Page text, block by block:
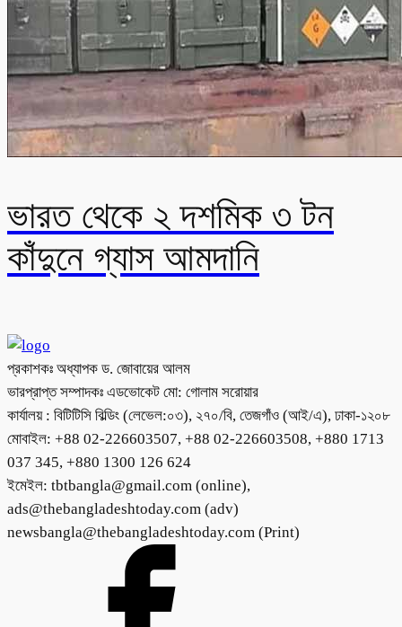
ভারত থেকে ২ দশমিক ৩ টন
কাঁদুনে গ্যাস আমদানি
প্রকাশকঃ অধ্যাপক ড. জোবায়ের আলম
ভারপ্রাপ্ত সম্পাদকঃ এডভোকেট মো: গোলাম সরোয়ার
কার্যালয় : বিটিটিসি বিল্ডিং (লেভেল:০৩), ২৭০/বি, তেজগাঁও (আই/এ), ঢাকা-১২০৮
মোবাইল: +88 02-226603507, +88 02-226603508, +880 1713
037 345, +880 1300 126 624
ইমেইল: tbtbangla@gmail.com (online),
ads@thebangladeshtoday.com (adv)
newsbangla@thebangladeshtoday.com (Print)